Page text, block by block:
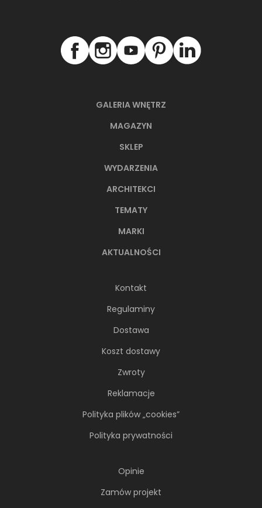
GALERIA WNĘTRZ
MAGAZYN
SKLEP
WYDARZENIA
ARCHITEKCI
TEMATY
MARKI
AKTUALNOŚCI
Kontakt
Regulaminy
Dostawa
Koszt dostawy
Zwroty
Reklamacje
Polityka plików „cookies”
Polityka prywatności
Opinie
Zamów projekt